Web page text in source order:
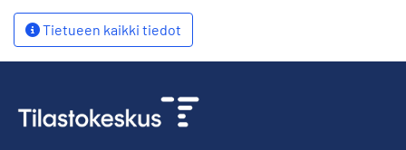
Tietueen kaikki tiedot